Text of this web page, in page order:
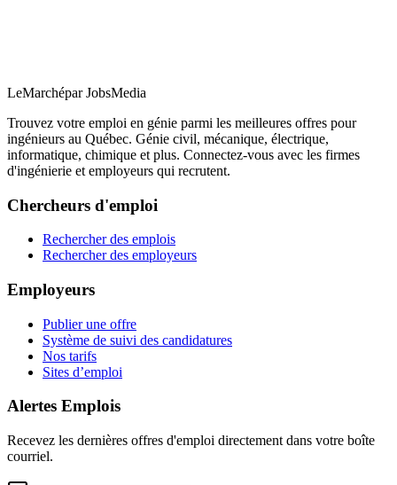
LeMarchépar JobsMedia
Trouvez votre emploi en génie parmi les meilleures offres pour
ingénieurs au Québec. Génie civil, mécanique, électrique,
informatique, chimique et plus. Connectez-vous avec les firmes
d'ingénierie et employeurs qui recrutent.
Chercheurs d'emploi
Rechercher des emplois
Rechercher des employeurs
Employeurs
Publier une offre
Système de suivi des candidatures
Nos tarifs
Sites d’emploi
Alertes Emplois
Recevez les dernières offres d'emploi directement dans votre boîte
courriel.